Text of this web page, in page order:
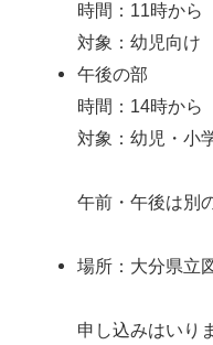
時間：11時から
対象：幼児向け
午後の部
時間：14時から
対象：幼児・小
午前・午後は別
場所：大分県
申し込みはいり